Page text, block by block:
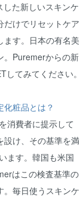
た新しいスキンケ
だけでリセットケア
ます。日本の有名美
。Puremerからの新
てみてください。
粧品とは？
消費者に提示して
設け、その基準を満
ます。韓国も米国
はこの検査基準の
。毎日使うスキンケ